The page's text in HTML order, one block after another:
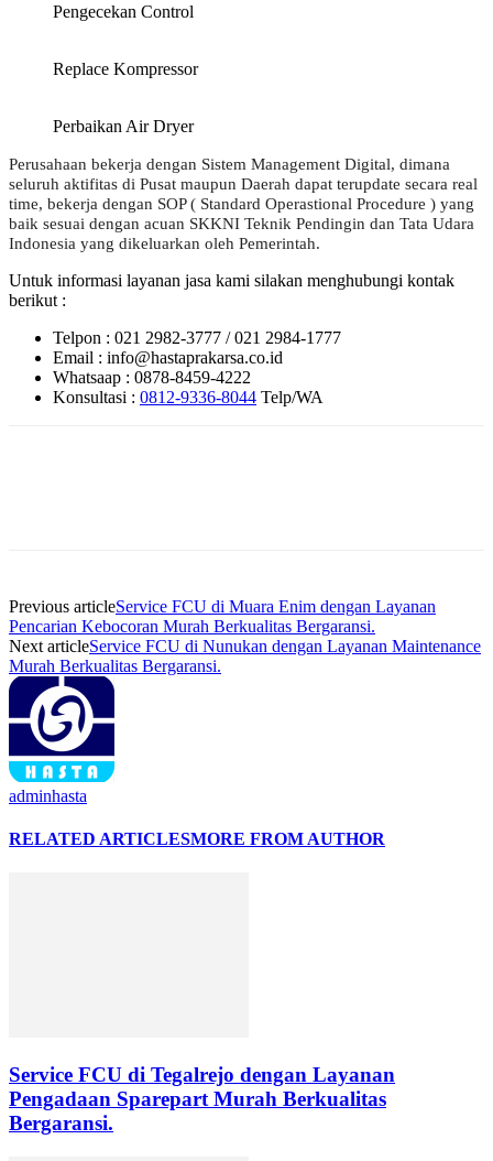
Pengecekan Control
Replace Kompressor
Perbaikan Air Dryer
Perusahaan bekerja dengan Sistem Management Digital, dimana
seluruh aktifitas di Pusat maupun Daerah dapat terupdate secara real
time, bekerja dengan SOP ( Standard Operastional Procedure ) yang
baik sesuai dengan acuan SKKNI Teknik Pendingin dan Tata Udara
Indonesia yang dikeluarkan oleh Pemerintah.
Untuk informasi layanan jasa kami silakan menghubungi kontak
berikut :
Telpon : 021 2982-3777 / 021 2984-1777
Email : info@hastaprakarsa.co.id
Whatsaap : 0878-8459-4222
Konsultasi : 0812-9336-8044 Telp/WA
Previous articleService FCU di Muara Enim dengan Layanan
Pencarian Kebocoran Murah Berkualitas Bergaransi.
Next articleService FCU di Nunukan dengan Layanan Maintenance
Murah Berkualitas Bergaransi.
adminhasta
RELATED ARTICLESMORE FROM AUTHOR
Service FCU di Tegalrejo dengan Layanan
Pengadaan Sparepart Murah Berkualitas
Bergaransi.